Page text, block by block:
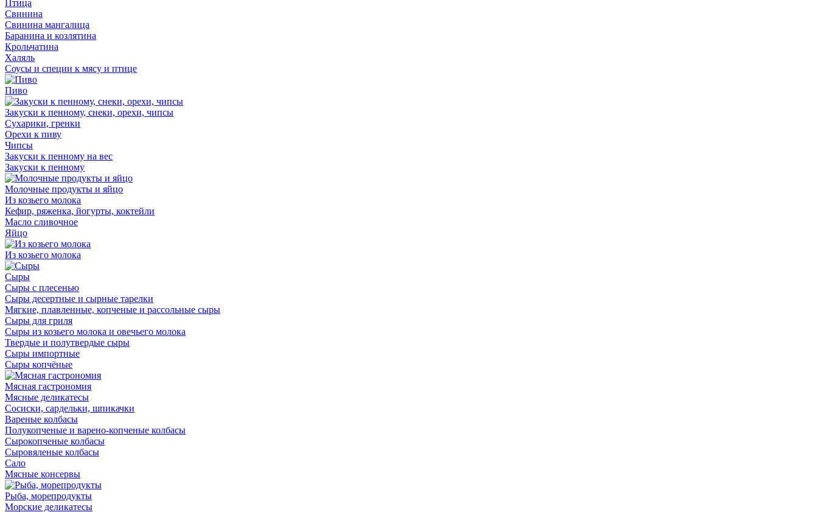
Птица
Свинина
Свинина мангалица
Баранина и козлятина
Крольчатина
Халяль
Соусы и специи к мясу и птице
Пиво
Закуски к пенному, снеки, орехи, чипсы
Сухарики, гренки
Орехи к пиву
Чипсы
Закуски к пенному на вес
Закуски к пенному
Молочные продукты и яйцо
Из козьего молока
Кефир, ряженка, йогурты, коктейли
Масло сливочное
Яйцо
Из козьего молока
Сыры
Сыры с плесенью
Сыры десертные и сырные тарелки
Мягкие, плавленные, копченые и рассольные сыры
Сыры для гриля
Сыры из козьего молока и овечьего молока
Твердые и полутвердые сыры
Сыры импортные
Сыры копчёные
Мясная гастрономия
Мясные деликатесы
Сосиски, сардельки, шпикачки
Вареные колбасы
Полукопченые и варено-копченые колбасы
Сырокопченые колбасы
Сыровяленые колбасы
Сало
Мясные консервы
Рыба, морепродукты
Морские деликатесы